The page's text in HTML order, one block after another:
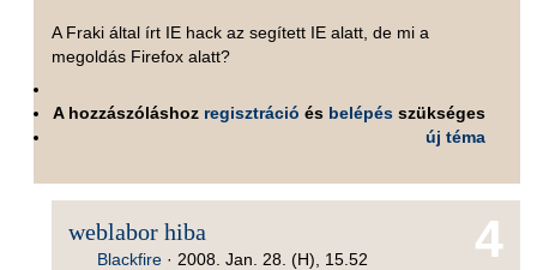
A Fraki által írt IE hack az segített IE alatt, de mi a
megoldás Firefox alatt?
A hozzászóláshoz regisztráció és belépés szükséges
új téma
4
weblabor hiba
Blackfire· 2008. Jan. 28. (H), 15.52